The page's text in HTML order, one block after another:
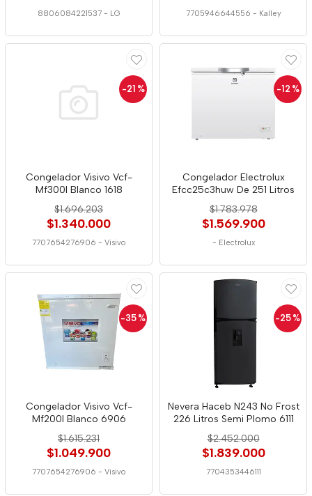
8806084221537 - LG 7705946644556 - Kalley
-21 %
Congelador Visivo Vcf-
Mf300l Blanco 1618
$1.696.203
$1.340.000
7707654276906 - Visivo
-12 %
Congelador Electrolux
Efcc25c3huw De 251 Litros
$1.783.978
$1.569.900
- Electrolux
-35 %
Congelador Visivo Vcf-
Mf200l Blanco 6906
$1.615.231
$1.049.900
7707654276906 - Visivo
-25 %
Nevera Haceb N243 No Frost
226 Litros Semi Plomo 6111
$2.452.000
$1.839.000
7704353446111